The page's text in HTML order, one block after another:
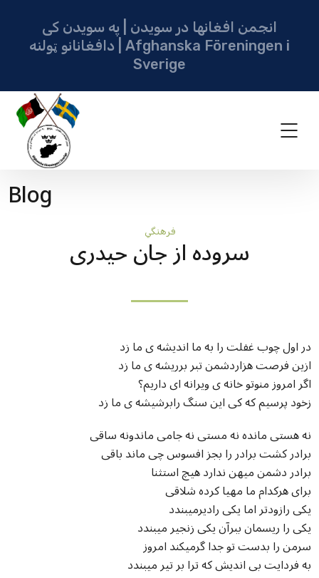
انجمن افغانها در سویدن | په سویدن کی
دافغانانو ټولنه | Afghanska Föreningen i
Sverige
Blog
فرهنگي
سروده از جان حیدری
در اول چوب غفلت را به ما اندیشه ی ما زد
ازین فرصت هزاردشمن تبر برریشه ی ما زد
اگر امروز منوتو خانه ی ویرانه ای داریم؟
زخود پرسیم که کی این سنگ رابرشیشه ی ما زد
نه هستی مانده نه مستی نه جامی ماندونه ساقی
برادر کشت برادر را بجز افسوس چی ماند باقی
برادر دشمن میهن ندارد هیچ استثنا
برای هرکدام ما مهیا کرده شلاقی
یکی رازودتر اما یکی رادیرمیبندد
یکی را ریسمان ببرآن یکی زنجیر میبندد
سرمن را بدست تو جدا گرمیکند امروز
به فردایت بی اندیش که ترا بر تیر میبندد